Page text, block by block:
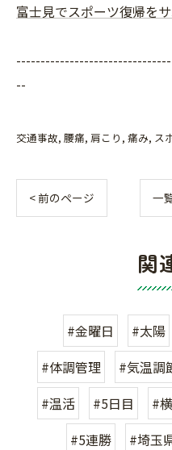
富士見でスポーツ復帰を
--
交通事故 腰痛 肩こり 痛み ス
< 前のページ 一
関
#金曜日 #太陽
#体調管理
#気温調
#温活
#5日目 #
#5連勝
#埼玉